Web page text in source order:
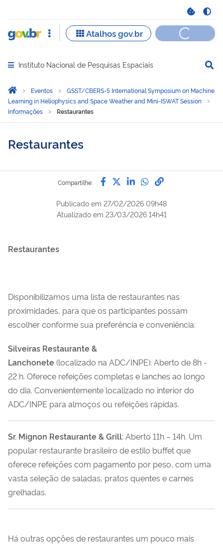
Abrir menu principal de navegação
Instituto Nacional de Pesquisas Espaciais
Você está aqui:
Página Inicial
Eventos
GSST/CBERS-5 International Symposium on Machine
Learning in Heliophysics and Space Weather and Mini-ISWAT Session
Informações
Restaurantes
Restaurantes
Compartilhe: Compartilhe por Facebook
Compartilhe por Twitter
Compartilhe por
Compartilhe
link para
Publicado em 27/02/2026 09h48
Atualizado em 23/03/2026 14h41
Restaurantes
Disponibilizamos uma lista de restaurantes nas
proximidades, para que os participantes possam
escolher conforme sua preferência e conveniência:
Silveiras Restaurante &
Lanchonete (localizado na ADC/INPE): Aberto de 8h -
22 h. Oferece refeições completas e lanches ao longo
do dia. Convenientemente localizado no interior do
ADC/INPE para almoços ou refeições rápidas.
Sr. Mignon Restaurante & Grill: Aberto 11h – 14h. Um
popular restaurante brasileiro de estilo buffet que
oferece refeições com pagamento por peso, com uma
vasta seleção de saladas, pratos quentes e carnes
grelhadas.
Há outras opções de restaurantes um pouco mais